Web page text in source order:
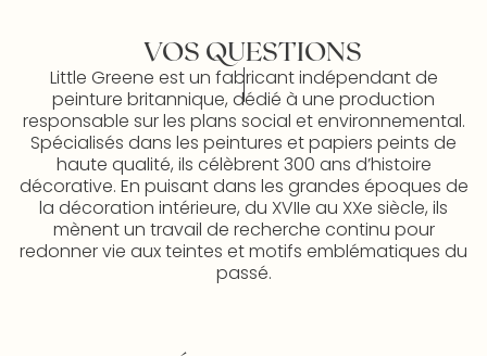
VOS QUESTIONS
Little Greene est un fabricant indépendant de
peinture britannique, dédié à une production
responsable sur les plans social et environnemental.
Spécialisés dans les peintures et papiers peints de
haute qualité, ils célèbrent 300 ans d’histoire
décorative. En puisant dans les grandes époques de
la décoration intérieure, du XVIIe au XXe siècle, ils
mènent un travail de recherche continu pour
redonner vie aux teintes et motifs emblématiques du
passé.